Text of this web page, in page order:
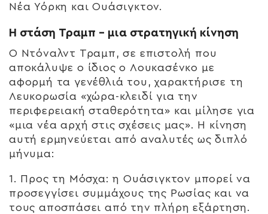
Νέα Υόρκη και Ουάσιγκτον.
Η στάση Τραμπ – μια στρατηγική κίνηση
Ο Ντόναλντ Τραμπ, σε επιστολή που
αποκάλυψε ο ίδιος ο Λουκασένκο με
αφορμή τα γενέθλιά του, χαρακτήρισε τη
Λευκορωσία «χώρα-κλειδί για την
περιφερειακή σταθερότητα» και μίλησε για
«μια νέα αρχή στις σχέσεις μας». Η κίνηση
αυτή ερμηνεύεται από αναλυτές ως διπλό
μήνυμα:
1. Προς τη Μόσχα: η Ουάσιγκτον μπορεί να
προσεγγίσει συμμάχους της Ρωσίας και να
τους αποσπάσει από την πλήρη εξάρτηση.